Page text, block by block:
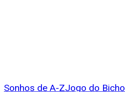
Sonhos de A-ZJogo do Bicho